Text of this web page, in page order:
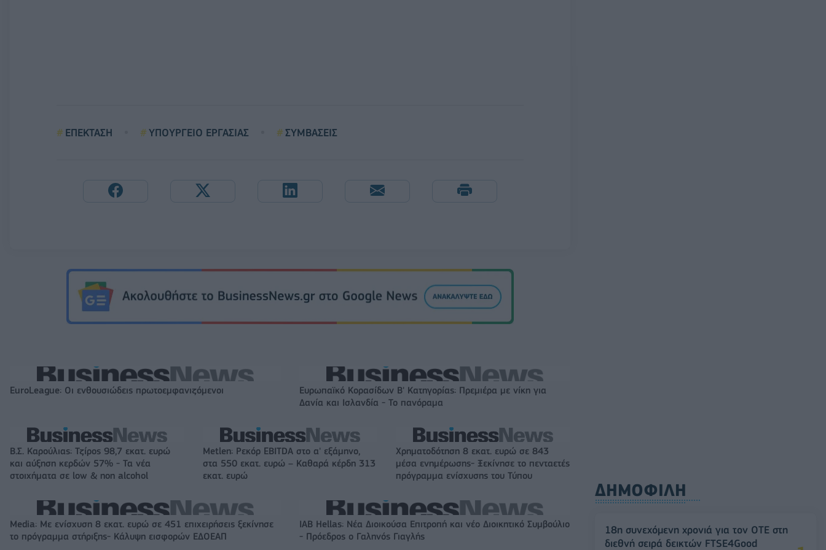
ΕΠΕΚΤΑΣΗ ΥΠΟΥΡΓΕΙΟ ΕΡΓΑΣΙΑΣ ΣΥΜΒΑΣΕΙΣ
EuroLeague: Οι ενθουσιώδεις πρωτοεμφανιζόμενοι
Ευρωπαϊκό Κορασίδων Β' Κατηγορίας: Πρεμιέρα με νίκη για
Δανία και Ισλανδία - Το πανόραμα
Β.Σ. Καρούλιας: Τζίρος 98,7 εκατ. ευρώ
και αύξηση κερδών 57% - Τα νέα
στοιχήματα σε low & non alcohol
Metlen: Ρεκόρ EBITDA στο α' εξάμηνο,
στα 550 εκατ. ευρώ – Καθαρά κέρδη 313
εκατ. ευρώ
Χρηματοδότηση 8 εκατ. ευρώ σε 843
μέσα ενημέρωσης- Ξεκίνησε το πενταετές
πρόγραμμα ενίσχυσης του Τύπου
Media: Με ενίσχυση 8 εκατ. ευρώ σε 451 επιχειρήσεις ξεκίνησε
το πρόγραμμα στήριξης- Κάλυψη εισφορών ΕΔΟΕΑΠ
IAB Hellas: Νέα Διοικούσα Επιτροπή και νέο Διοικητικό Συμβούλιο
- Πρόεδρος ο Γαληνός Γιαγλής
ΔΗΜΟΦΙΛΗ
18η συνεχόμενη χρονιά για τον ΟΤΕ στη
διεθνή σειρά δεικτών FTSE4Good